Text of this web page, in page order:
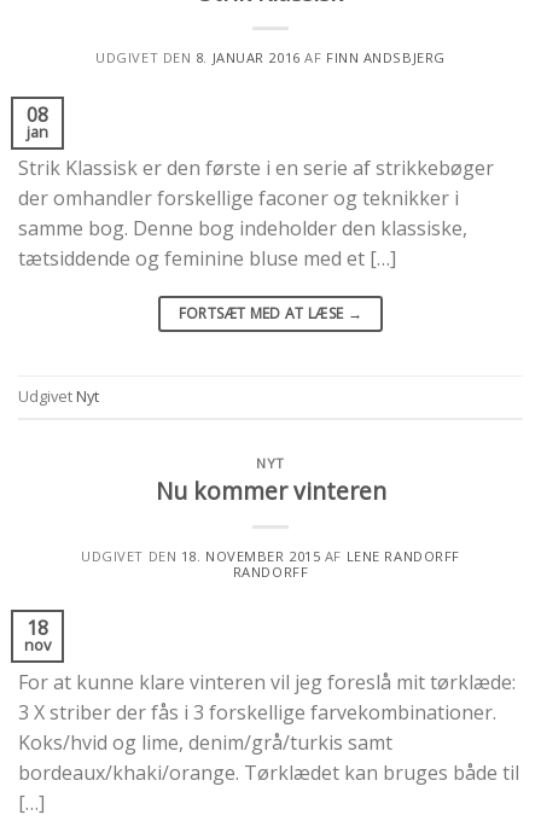
UDGIVET DEN 8. JANUAR 2016 AF FINN ANDSBJERG
08
jan
Strik Klassisk er den første i en serie af strikkebøger
der omhandler forskellige faconer og teknikker i
samme bog. Denne bog indeholder den klassiske,
tætsiddende og feminine bluse med et […]
FORTSÆT MED AT LÆSE →
Udgivet Nyt
NYT
Nu kommer vinteren
UDGIVET DEN 18. NOVEMBER 2015 AF LENE RANDORFF
RANDORFF
18
nov
For at kunne klare vinteren vil jeg foreslå mit tørklæde:
3 X striber der fås i 3 forskellige farvekombinationer.
Koks/hvid og lime, denim/grå/turkis samt
bordeaux/khaki/orange. Tørklædet kan bruges både til
[…]